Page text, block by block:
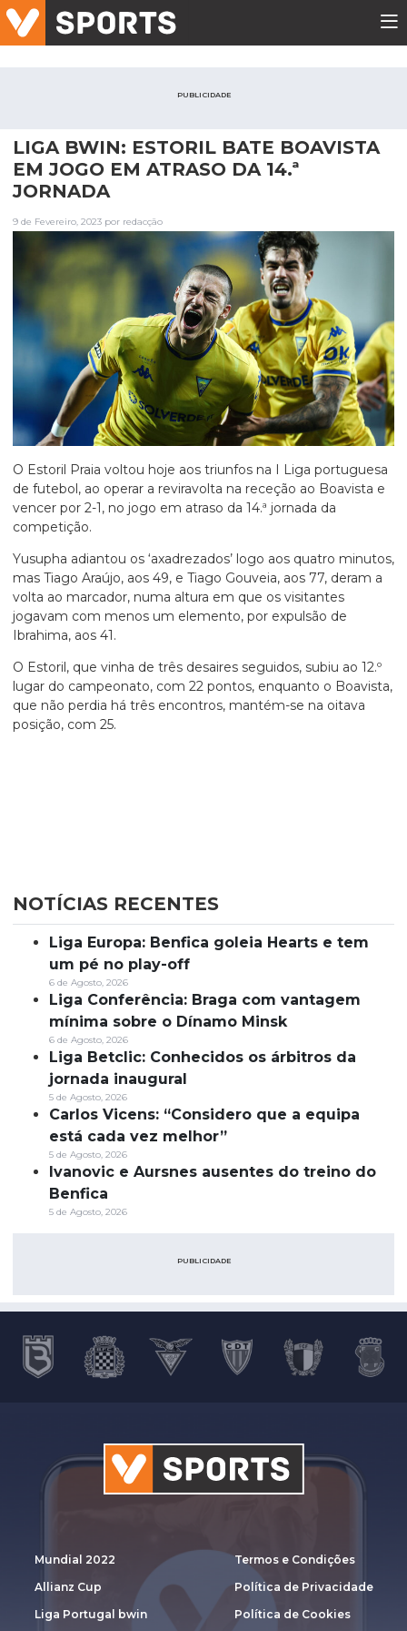
PUBLICIDADE
LIGA BWIN: ESTORIL BATE BOAVISTA
EM JOGO EM ATRASO DA 14.ª
JORNADA
9 de Fevereiro, 2023 por redacção
O Estoril Praia voltou hoje aos triunfos na I Liga portuguesa
de futebol, ao operar a reviravolta na receção ao Boavista e
vencer por 2-1, no jogo em atraso da 14.ª jornada da
competição.
Yusupha adiantou os ‘axadrezados’ logo aos quatro minutos,
mas Tiago Araújo, aos 49, e Tiago Gouveia, aos 77, deram a
volta ao marcador, numa altura em que os visitantes
jogavam com menos um elemento, por expulsão de
Ibrahima, aos 41.
O Estoril, que vinha de três desaires seguidos, subiu ao 12.º
lugar do campeonato, com 22 pontos, enquanto o Boavista,
que não perdia há três encontros, mantém-se na oitava
posição, com 25.
NOTÍCIAS RECENTES
Liga Europa: Benfica goleia Hearts e tem
um pé no play-off
6 de Agosto, 2026
Liga Conferência: Braga com vantagem
mínima sobre o Dínamo Minsk
6 de Agosto, 2026
Liga Betclic: Conhecidos os árbitros da
jornada inaugural
5 de Agosto, 2026
Carlos Vicens: “Considero que a equipa
está cada vez melhor”
5 de Agosto, 2026
Ivanovic e Aursnes ausentes do treino do
Benfica
5 de Agosto, 2026
PUBLICIDADE
Mundial 2022
Allianz Cup
Liga Portugal bwin
Termos e Condições
Política de Privacidade
Política de Cookies